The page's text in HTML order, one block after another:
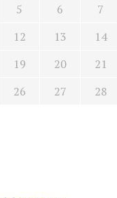
5 6 7
12 13 14
19 20 21
26 27 28